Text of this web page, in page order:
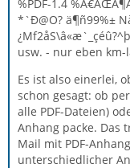
%PDF-1.4
*`Ð@O? ä¶ñ99%±
usw. - nur eben km-
Es ist also einerlei,
schon gesagt: ob
alle PDF-Dateien)
Anhang packe. Das
Mail mit PDF-
unterschiedlicher